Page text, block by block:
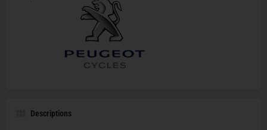
Descriptions